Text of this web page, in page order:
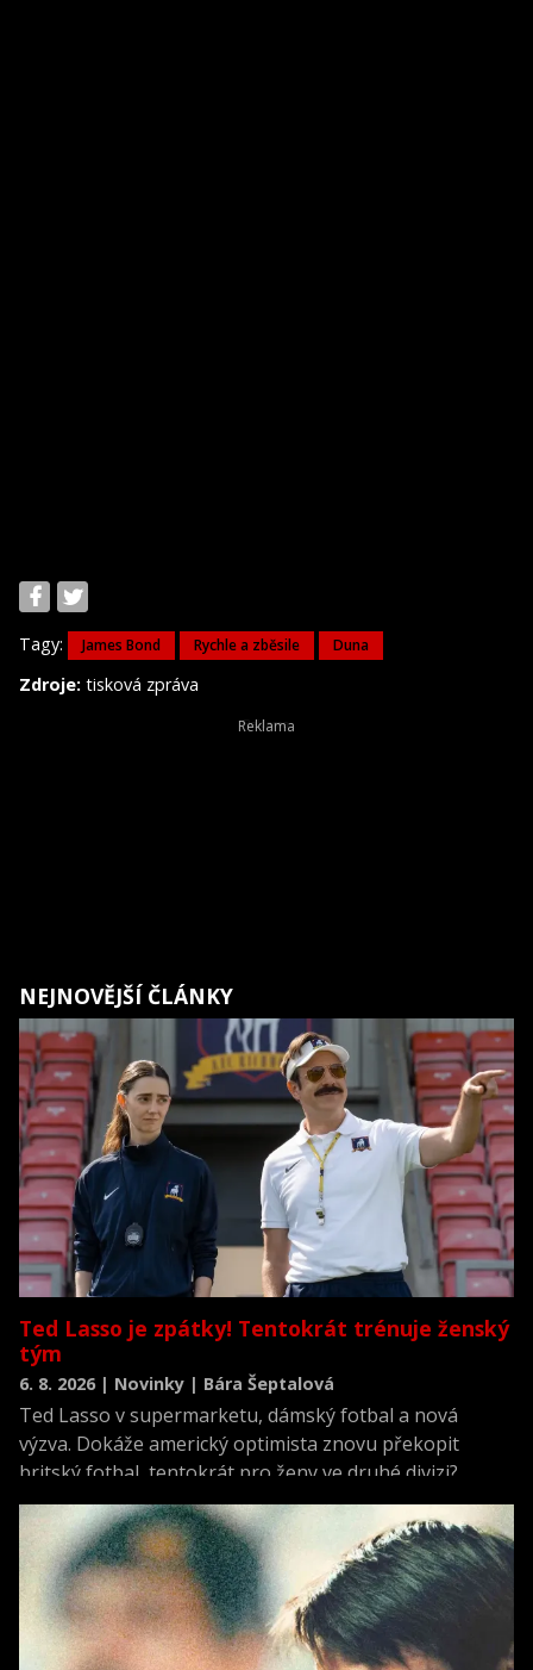
Tagy: James Bond Rychle a zběsile Duna
Zdroje: tisková zpráva
NEJNOVĚJŠÍ ČLÁNKY
Ted Lasso je zpátky! Tentokrát trénuje ženský
tým
6. 8. 2026 | Novinky | Bára Šeptalová
Ted Lasso v supermarketu, dámský fotbal a nová
výzva. Dokáže americký optimista znovu překopit
britský fotbal, tentokrát pro ženy ve druhé divizi?